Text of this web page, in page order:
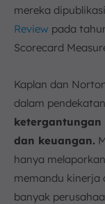
mereka
Review pada
Scorecard
Kaplan dan
dalam
dan keuangan.
hanya
memandu kinerja
banyak